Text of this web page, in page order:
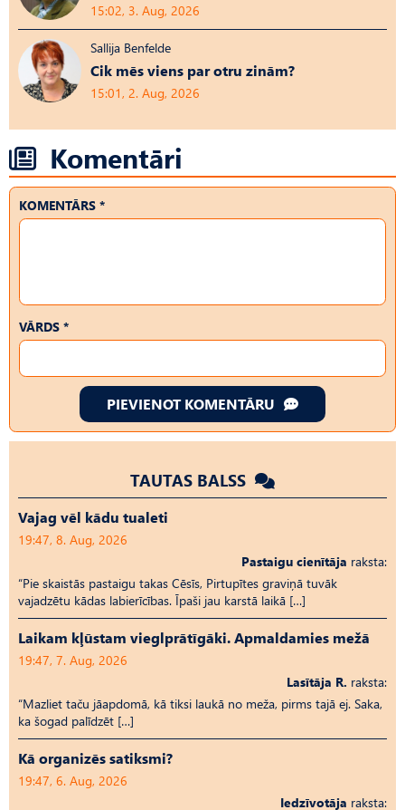
15:02, 3. Aug, 2026
Sallija Benfelde
Cik mēs viens par otru zinām?
15:01, 2. Aug, 2026
Komentāri
KOMENTĀRS *
VĀRDS *
PIEVIENOT KOMENTĀRU
TAUTAS BALSS
Vajag vēl kādu tualeti
19:47, 8. Aug, 2026
Pastaigu cienītāja raksta:
“Pie skaistās pastaigu takas Cēsīs, Pirtupītes graviņā tuvāk
vajadzētu kādas labierīcības. Īpaši jau karstā laikā […]
Laikam kļūstam vieglprātīgāki. Apmaldamies mežā
19:47, 7. Aug, 2026
Lasītāja R. raksta:
“Mazliet taču jāapdomā, kā tiksi laukā no meža, pirms tajā ej. Saka,
ka šogad palīdzēt […]
Kā organizēs satiksmi?
19:47, 6. Aug, 2026
Iedzīvotāja raksta: